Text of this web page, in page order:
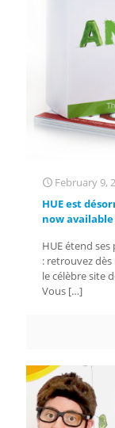
February 9,
HUE est
now
HUE étend
: retrouvez
le célèbre site
Vous […]